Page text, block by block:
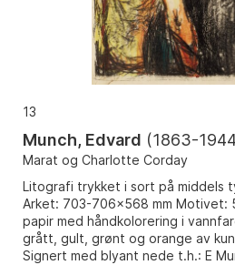
13
Munch, Edvard (1863-1944
Marat og Charlotte Corday
Litografi trykket i sort på middels
Arket: 703-706x568 mm Motivet:
papir med håndkolorering i
grått, gult, grønt og orange av
Signert med blyant nede t.h.: E